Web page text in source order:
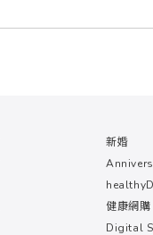
新婚
healthyD
健康網購
Digital